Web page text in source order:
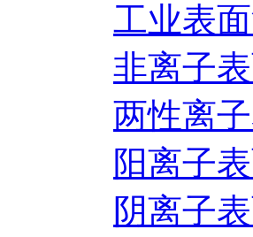
工业表
非离子
两性离
阳离子
阴离子